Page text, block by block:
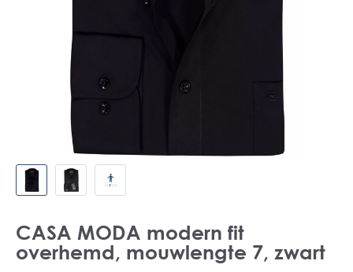
CASA MODA modern fit
overhemd, mouwlengte 7, zwart